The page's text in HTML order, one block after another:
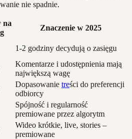
nie spadnie.
na
Znaczenie w 2025
1-2 godziny decydują o zasięgu
Komentarze i udostępnienia mają
największą wagę
Dopasowanie treści do preferencji
odbiorcy
Spójność i regularność
premiowane przez algorytm
Wideo krótkie, live, stories –
premiowane